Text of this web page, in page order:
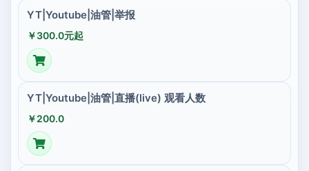
YT|Youtube|油管|举报
￥300.0元起
YT|Youtube|油管|直播(live) 观看人数
￥200.0